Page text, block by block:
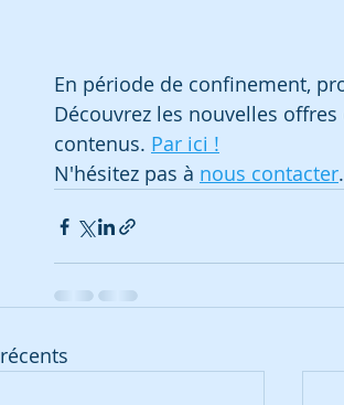
En période de confinement,
Découvrez les nouvelles
contenus. Par ici !
N'hésitez pas à nous contacter.